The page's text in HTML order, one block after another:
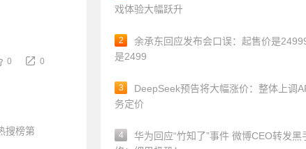
0 0
搜榜第
戏体验大幅跃升
2
余承东回应发布会口误：起售价是
是2499
3
DeepSeek预告将大幅涨价：整体上调
务定价
4
华为回应“竹知了”事件 微博CEO转发黑